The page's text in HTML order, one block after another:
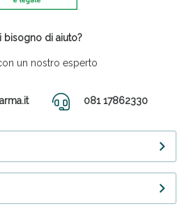
bisogno di aiuto?
un nostro esperto
081 17862330